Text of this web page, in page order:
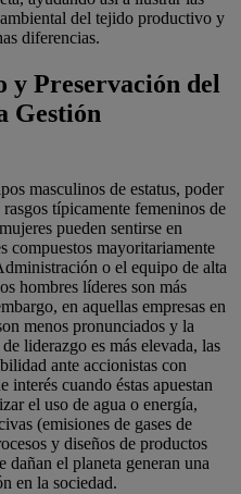
del tejido productivo y
diferencias.
y Preservación del
Gestión
masculinos de estatus, poder
típicamente femeninos de
pueden sentirse en
compuestos mayoritariamente
o el equipo de alta
hombres líderes son más
en aquellas empresas en
menos pronunciados y la
liderazgo es más elevada, las
ante accionistas con
cuando éstas apuestan
el uso de agua o energía,
(emisiones de gases de
y diseños de productos
dañan el planeta generan una
en la sociedad.